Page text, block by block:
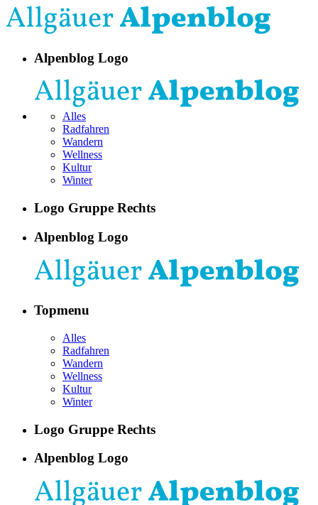
Alpenblog Logo
Alles
Radfahren
Wandern
Wellness
Kultur
Winter
Logo Gruppe Rechts
Alpenblog Logo
Topmenu
Alles
Radfahren
Wandern
Wellness
Kultur
Winter
Logo Gruppe Rechts
Alpenblog Logo